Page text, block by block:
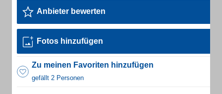
Anbieter bewerten
Fotos hinzufügen
Zu meinen Favoriten hinzufügen
gefällt 2 Personen